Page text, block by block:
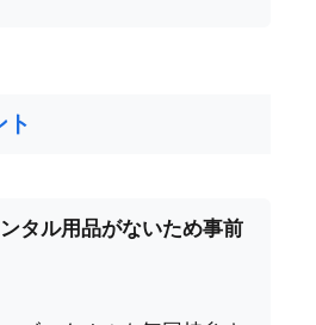
ト
タル用品がないため事前